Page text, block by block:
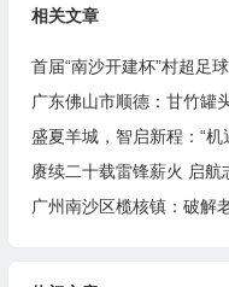
相关文章
首届“南沙开建杯”村超足
广东佛山市顺德：甘竹罐
广州南沙区榄核镇：破解